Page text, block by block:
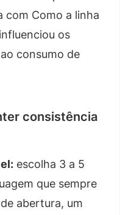
com Como a linha
os
consumo de
consistência
escolha 3 a 5
que sempre
abertura, um